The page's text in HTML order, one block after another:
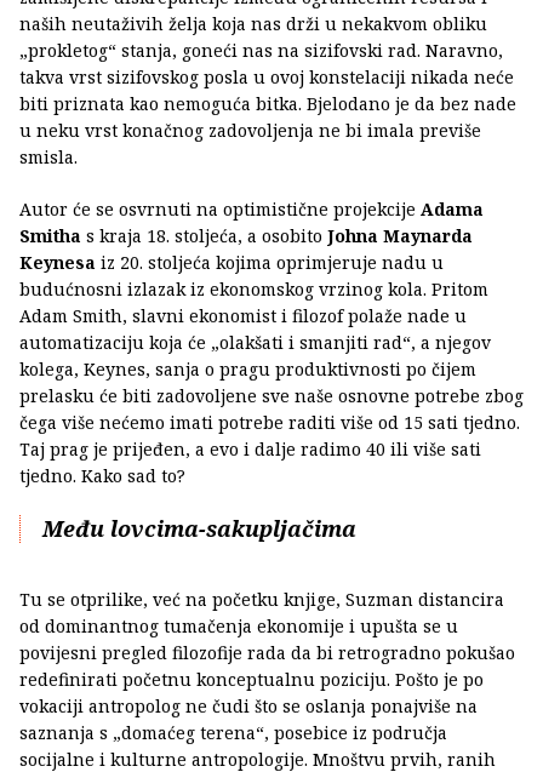
naših neutaživih želja koja nas drži u nekakvom obliku
„prokletog“ stanja, goneći nas na sizifovski rad. Naravno,
takva vrst sizifovskog posla u ovoj konstelaciji nikada neće
biti priznata kao nemoguća bitka. Bjelodano je da bez nade
u neku vrst konačnog zadovoljenja ne bi imala previše
smisla.
Autor će se osvrnuti na optimistične projekcije Adama
Smitha s kraja 18. stoljeća, a osobito Johna Maynarda
Keynesa iz 20. stoljeća kojima oprimjeruje nadu u
budućnosni izlazak iz ekonomskog vrzinog kola. Pritom
Adam Smith, slavni ekonomist i filozof polaže nade u
automatizaciju koja će „olakšati i smanjiti rad“, a njegov
kolega, Keynes, sanja o pragu produktivnosti po čijem
prelasku će biti zadovoljene sve naše osnovne potrebe zbog
čega više nećemo imati potrebe raditi više od 15 sati tjedno.
Taj prag je prijeđen, a evo i dalje radimo 40 ili više sati
tjedno. Kako sad to?
Među lovcima-sakupljačima
Tu se otprilike, već na početku knjige, Suzman distancira
od dominantnog tumačenja ekonomije i upušta se u
povijesni pregled filozofije rada da bi retrogradno pokušao
redefinirati početnu konceptualnu poziciju. Pošto je po
vokaciji antropolog ne čudi što se oslanja ponajviše na
saznanja s „domaćeg terena“, posebice iz područja
socijalne i kulturne antropologije. Mnoštvu prvih, ranih